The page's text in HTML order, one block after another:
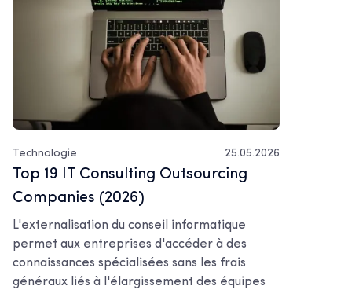
Technologie 25.05.2026
Top 19 IT Consulting Outsourcing
Companies (2026)
L'externalisation du conseil informatique
permet aux entreprises d'accéder à des
connaissances spécialisées sans les frais
généraux liés à l'élargissement des équipes